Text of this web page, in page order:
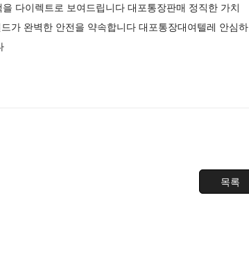
다이렉트로 보여드립니다 대포통장판매 정직한 가치
가 완벽한 안전을 약속합니다 대포통장대여텔레 안심하
목록